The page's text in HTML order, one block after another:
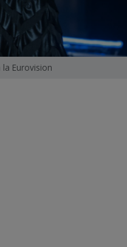
Eurovision